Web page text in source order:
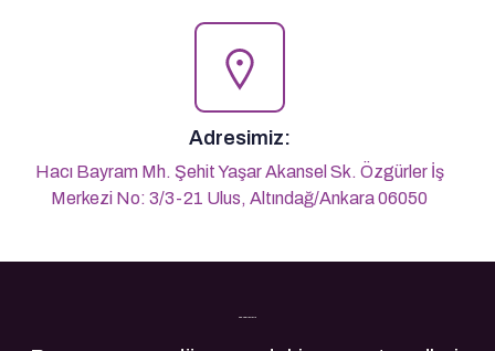
Adresimiz:
Hacı Bayram Mh. Şehit Yaşar Akansel Sk. Özgürler İş
Merkezi No: 3/3-21 Ulus, Altındağ/Ankara 06050
Son Yazılarımız